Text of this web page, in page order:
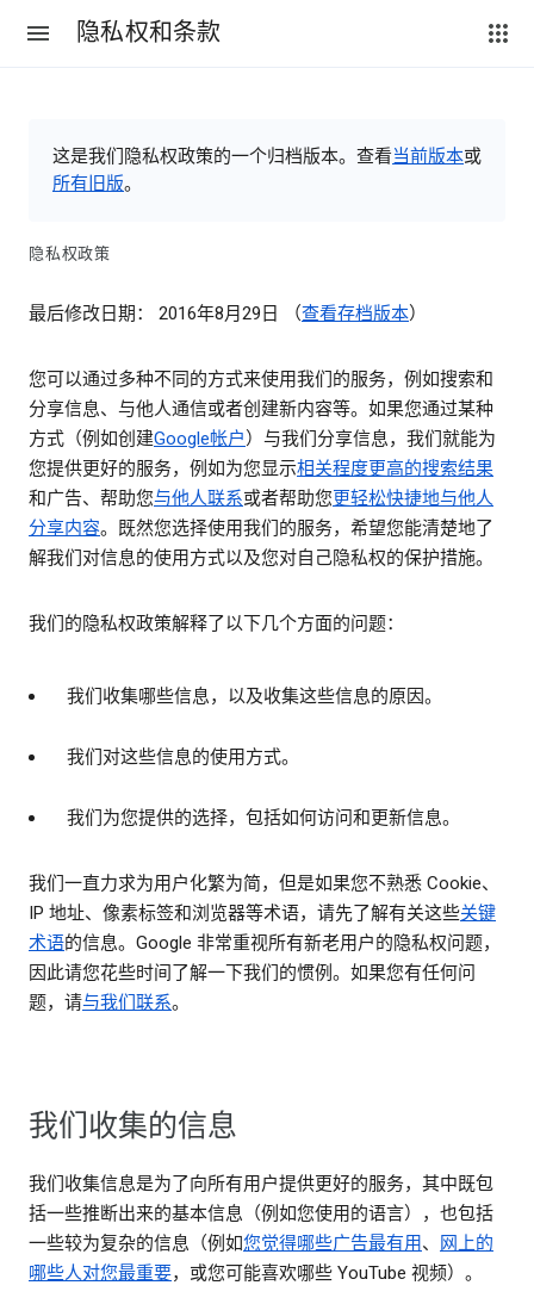
隐私权和条款
这是我们隐私权政策的一个归档版本。查看当前版本或
所有旧版。
隐私权政策
最后修改日期： 2016年8月29日 （查看存档版本）
您可以通过多种不同的方式来使用我们的服务，例如搜索和
分享信息、与他人通信或者创建新内容等。如果您通过某种
方式（例如创建Google帐户）与我们分享信息，我们就能为
您提供更好的服务，例如为您显示相关程度更高的搜索结果
和广告、帮助您与他人联系或者帮助您更轻松快捷地与他人
分享内容。既然您选择使用我们的服务，希望您能清楚地了
解我们对信息的使用方式以及您对自己隐私权的保护措施。
我们的隐私权政策解释了以下几个方面的问题：
我们收集哪些信息，以及收集这些信息的原因。
我们对这些信息的使用方式。
我们为您提供的选择，包括如何访问和更新信息。
我们一直力求为用户化繁为简，但是如果您不熟悉 Cookie、
IP 地址、像素标签和浏览器等术语，请先了解有关这些关键
术语的信息。Google 非常重视所有新老用户的隐私权问题，
因此请您花些时间了解一下我们的惯例。如果您有任何问
题，请与我们联系。
我们收集的信息
我们收集信息是为了向所有用户提供更好的服务，其中既包
括一些推断出来的基本信息（例如您使用的语言），也包括
一些较为复杂的信息（例如您觉得哪些广告最有用、
网上的
哪些人对您最重要，或您可能喜欢哪些 YouTube 视频）。